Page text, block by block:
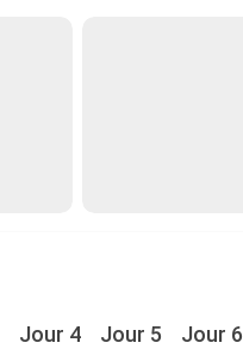
Jour 4 Jour 5 Jour 6